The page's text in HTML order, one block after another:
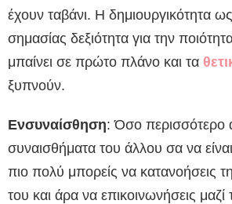
έχουν ταβάνι. Η δημιουργικότητα
σημασίας δεξιότητα για την
μπαίνει σε πρώτο πλάνο και τα
ξυπνούν.
Ενσυναίσθηση: Όσο περισσότερο
συναισθήματα του άλλου σα να
πιο πολύ μπορείς να κατανοήσεις
του και άρα να επικοινωνήσεις μαζί